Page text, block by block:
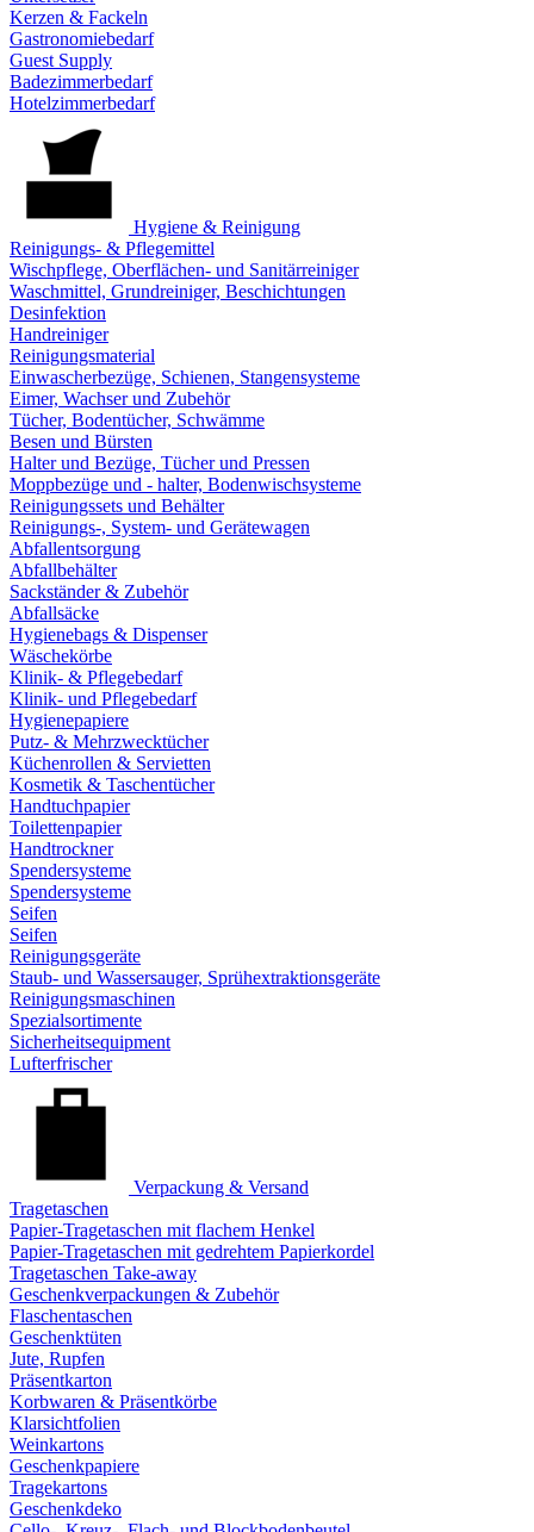
Kerzen & Fackeln
Gastronomiebedarf
Guest Supply
Badezimmerbedarf
Hotelzimmerbedarf
Hygiene & Reinigung
Reinigungs- & Pflegemittel
Wischpflege, Oberflächen- und Sanitärreiniger
Waschmittel, Grundreiniger, Beschichtungen
Desinfektion
Handreiniger
Reinigungsmaterial
Einwascherbezüge, Schienen, Stangensysteme
Eimer, Wachser und Zubehör
Tücher, Bodentücher, Schwämme
Besen und Bürsten
Halter und Bezüge, Tücher und Pressen
Moppbezüge und - halter, Bodenwischsysteme
Reinigungssets und Behälter
Reinigungs-, System- und Gerätewagen
Abfallentsorgung
Abfallbehälter
Sackständer & Zubehör
Abfallsäcke
Hygienebags & Dispenser
Wäschekörbe
Klinik- & Pflegebedarf
Klinik- und Pflegebedarf
Hygienepapiere
Putz- & Mehrzwecktücher
Küchenrollen & Servietten
Kosmetik & Taschentücher
Handtuchpapier
Toilettenpapier
Handtrockner
Spendersysteme
Spendersysteme
Seifen
Seifen
Reinigungsgeräte
Staub- und Wassersauger, Sprühextraktionsgeräte
Reinigungsmaschinen
Spezialsortimente
Sicherheitsequipment
Lufterfrischer
Verpackung & Versand
Tragetaschen
Papier-Tragetaschen mit flachem Henkel
Papier-Tragetaschen mit gedrehtem Papierkordel
Tragetaschen Take-away
Geschenkverpackungen & Zubehör
Flaschentaschen
Geschenktüten
Jute, Rupfen
Präsentkarton
Korbwaren & Präsentkörbe
Klarsichtfolien
Weinkartons
Geschenkpapiere
Tragekartons
Geschenkdeko